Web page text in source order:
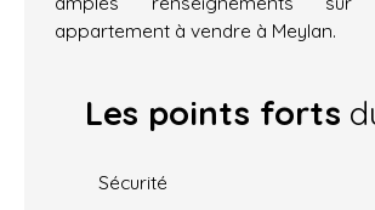
appartement à vendre à Meylan.
Les points forts
Sécurité